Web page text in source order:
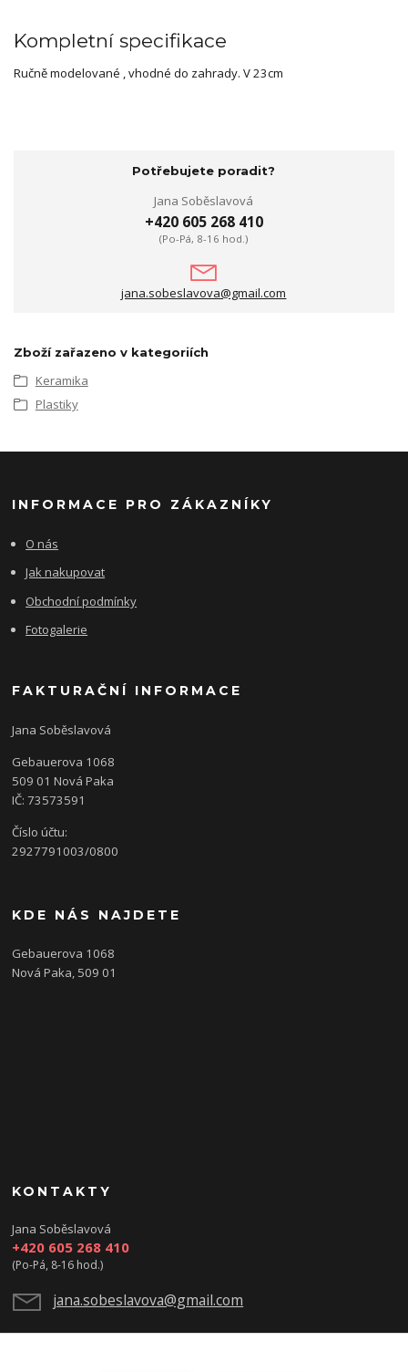
Kompletní specifikace
Ručně modelované , vhodné do zahrady. V 23cm
Potřebujete poradit?
Jana Soběslavová
+420 605 268 410
(Po-Pá, 8-16 hod.)
jana.sobeslavova@gmail.com
Zboží zařazeno v kategoriích
Keramika
Plastiky
INFORMACE PRO ZÁKAZNÍKY
O nás
Jak nakupovat
Obchodní podmínky
Fotogalerie
FAKTURAČNÍ INFORMACE
Jana Soběslavová
Gebauerova 1068
509 01 Nová Paka
IČ: 73573591
Číslo účtu:
2927791003/0800
KDE NÁS NAJDETE
Gebauerova 1068
Nová Paka, 509 01
KONTAKTY
Jana Soběslavová
+420 605 268 410
(Po-Pá, 8-16 hod.)
jana.sobeslavova@gmail.com